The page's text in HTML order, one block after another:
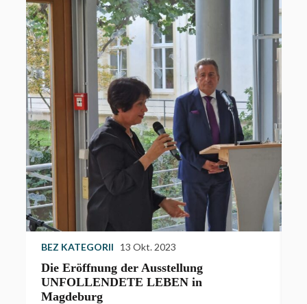
BEZ KATEGORII 13 Okt. 2023
Die Eröffnung der Ausstellung
UNFOLLENDETE LEBEN in
Magdeburg